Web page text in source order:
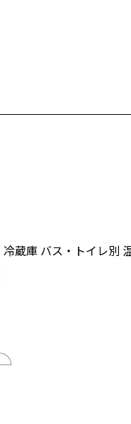
冷蔵庫 バス・トイレ別